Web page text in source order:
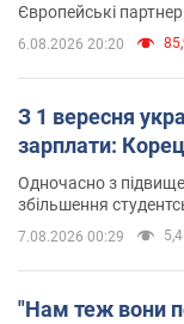
Європейські
6.08.2026 20:20
З 1 вересня
зарплати:
Одночасно з
збільшення
7.08.2026 00:29
"Нам теж вони